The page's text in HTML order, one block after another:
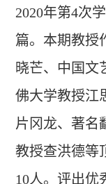
2020年第4次
篇。本期教授
晓芒、中国文
佛大学教授江
片冈龙、著名
教授查洪德等
10人。评出优